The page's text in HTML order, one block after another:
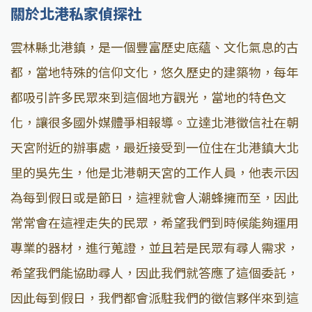
關於北港私家偵探社
雲林縣北港鎮，是一個豐富歷史底蘊、文化氣息的古
都，當地特殊的信仰文化，悠久歷史的建築物，每年
都吸引許多民眾來到這個地方觀光，當地的特色文
化，讓很多國外媒體爭相報導。立達北港徵信社在朝
天宮附近的辦事處，最近接受到一位住在北港鎮大北
里的吳先生，他是北港朝天宮的工作人員，他表示因
為每到假日或是節日，這裡就會人潮蜂擁而至，因此
常常會在這裡走失的民眾，希望我們到時候能夠運用
專業的器材，進行蒐證，並且若是民眾有尋人需求，
希望我們能協助尋人，因此我們就答應了這個委託，
因此每到假日，我們都會派駐我們的徵信夥伴來到這